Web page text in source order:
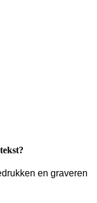
en graveren